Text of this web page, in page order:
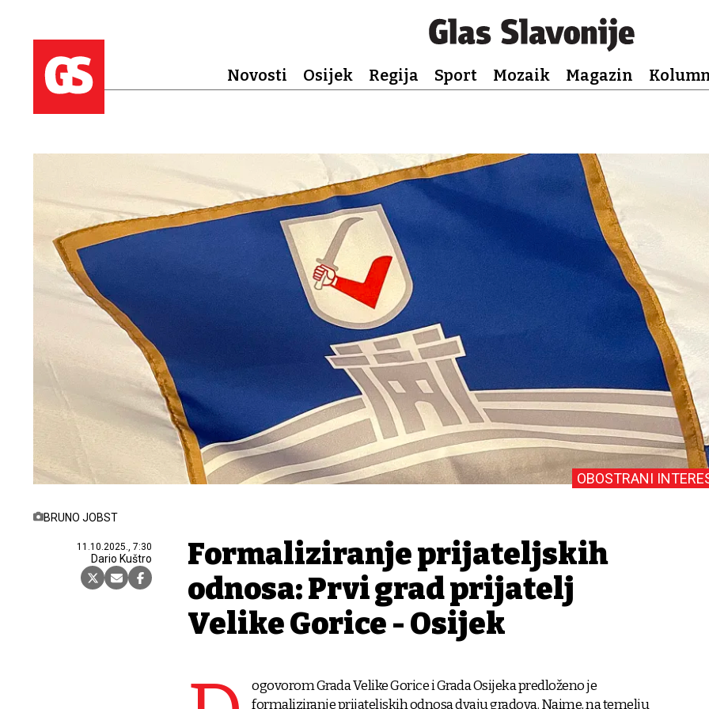
Novosti Osijek Regija Sport Mozaik Magazin
BRUNO JOBST
11.10.2025., 7:30
Dario Kuštro
OBOSTRANI
Formaliziranje prijateljskih
odnosa: Prvi grad prijatelj
Velike Gorice - Osijek
ogovorom Grada Velike Gorice i Grada Osijeka predloženo je
formaliziranje prijateljskih odnosa dvaju gradova. Naime, na temelju